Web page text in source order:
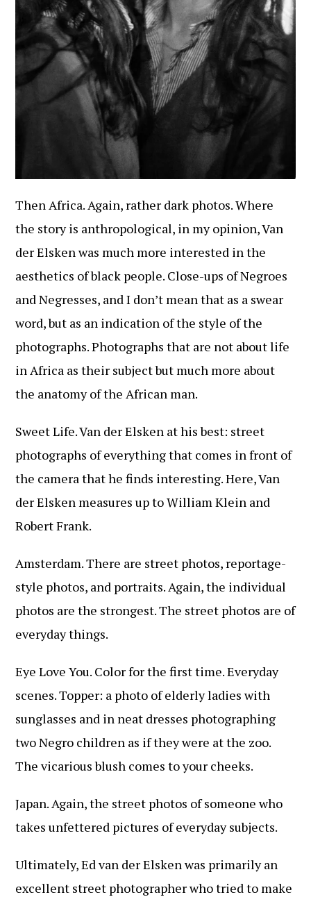
Then Africa. Again, rather dark photos. Where
the story is anthropological, in my opinion, Van
der Elsken was much more interested in the
aesthetics of black people. Close-ups of Negroes
and Negresses, and I don’t mean that as a swear
word, but as an indication of the style of the
photographs. Photographs that are not about life
in Africa as their subject but much more about
the anatomy of the African man.
Sweet Life. Van der Elsken at his best: street
photographs of everything that comes in front of
the camera that he finds interesting. Here, Van
der Elsken measures up to William Klein and
Robert Frank.
Amsterdam. There are street photos, reportage-
style photos, and portraits. Again, the individual
photos are the strongest. The street photos are of
everyday things.
Eye Love You. Color for the first time. Everyday
scenes. Topper: a photo of elderly ladies with
sunglasses and in neat dresses photographing
two Negro children as if they were at the zoo.
The vicarious blush comes to your cheeks.
Japan. Again, the street photos of someone who
takes unfettered pictures of everyday subjects.
Ultimately, Ed van der Elsken was primarily an
excellent street photographer who tried to make